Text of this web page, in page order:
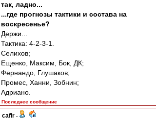
так, ладно...
...где прогнозы тактики и состава на
воскресенье?
Держи...
Тактика: 4-2-3-1.
Селихов;
Ещенко, Максим, Бок, ДК;
Фернандо, Глушаков;
Промес, Ханни, Зобнин;
Адриано.
Последнее сообщение
cafir -